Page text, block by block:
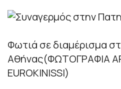
Φωτιά σε διαμέρισμα
Αθήνας(ΦΩΤΟΓΡΑΦΙΑ
EUROKINISSI)